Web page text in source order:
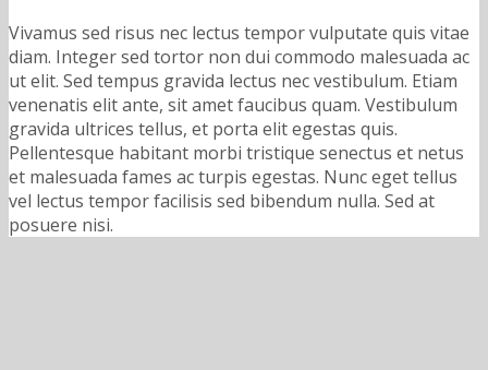
Vivamus sed risus nec lectus tempor vulputate quis vitae
diam. Integer sed tortor non dui commodo malesuada ac
ut elit. Sed tempus gravida lectus nec vestibulum. Etiam
venenatis elit ante, sit amet faucibus quam. Vestibulum
gravida ultrices tellus, et porta elit egestas quis.
Pellentesque habitant morbi tristique senectus et netus
et malesuada fames ac turpis egestas. Nunc eget tellus
vel lectus tempor facilisis sed bibendum nulla. Sed at
posuere nisi.